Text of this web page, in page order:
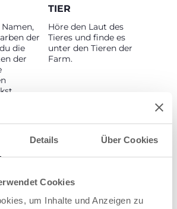
Details Über Cookies
Cookies
um Inhalte und Anzeigen zu
der
die
der
TIER
Höre den Laut des
Tieres und finde es
unter den Tieren der
Farm.